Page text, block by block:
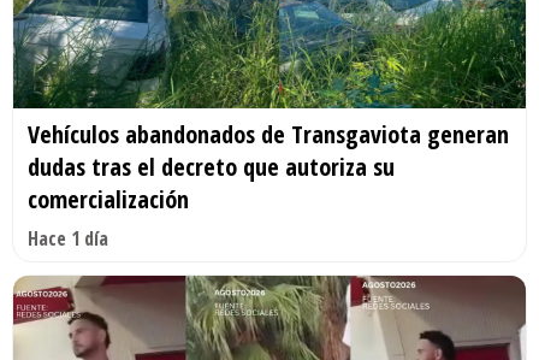
Vehículos abandonados de Transgaviota generan
dudas tras el decreto que autoriza su
comercialización
Hace 1 día